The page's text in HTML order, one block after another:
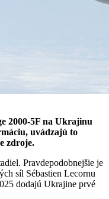
2000-5F na Ukrajinu
uvádzajú to
zdroje.
Pravdepodobnejšie je
síl Sébastien Lecornu
dodajú Ukrajine prvé